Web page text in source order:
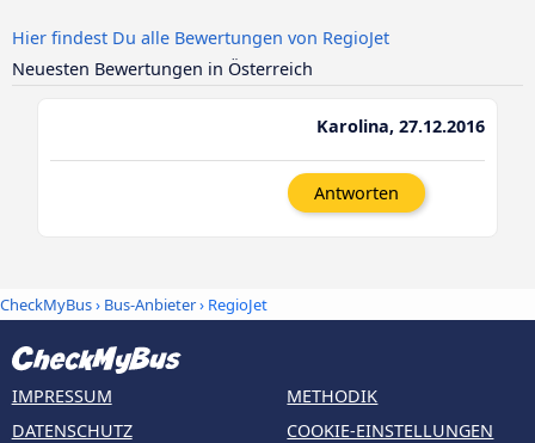
Hier findest Du alle Bewertungen von RegioJet
Neuesten Bewertungen in Österreich
Karolina, 27.12.2016
Antworten
CheckMyBus› Bus-Anbieter› RegioJet
IMPRESSUM
DATENSCHUTZ
METHODIK
COOKIE-EINSTELLUNGEN